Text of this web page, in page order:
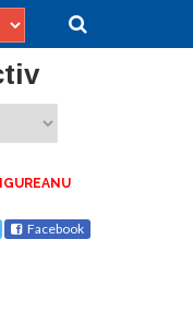
Facebook